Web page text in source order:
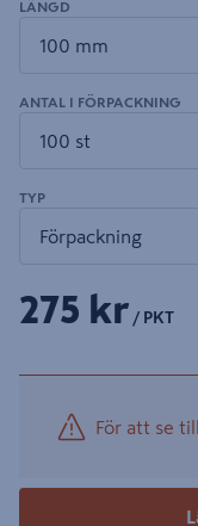
LÄNGD
ANTAL I FÖRPACKNING
TYP
275 kr / PKT
För att se